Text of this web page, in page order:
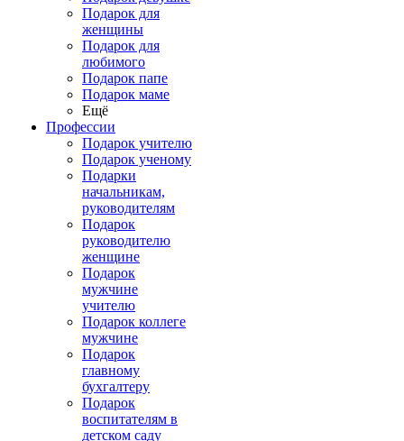
Подарок для
женщины
Подарок для
любимого
Подарок папе
Подарок маме
Ещё
Профессии
Подарок учителю
Подарок ученому
Подарки
начальникам,
руководителям
Подарок
руководителю
женщине
Подарок
мужчине
учителю
Подарок коллеге
мужчине
Подарок
главному
бухгалтеру
Подарок
воспитателям в
детском саду